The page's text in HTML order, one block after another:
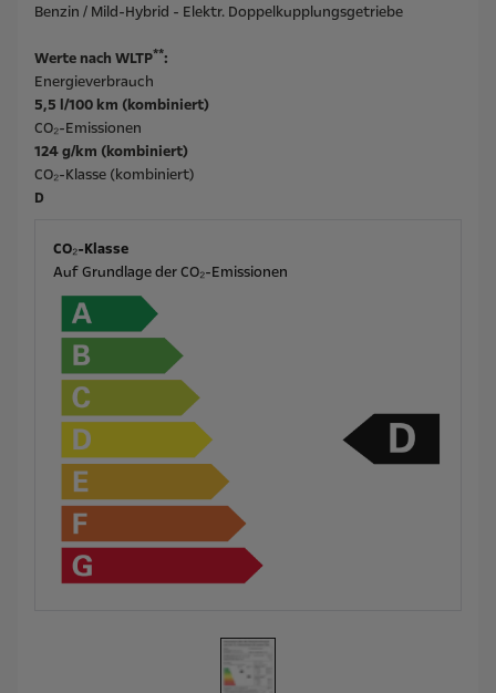
Benzin / Mild-Hybrid - Elektr. Doppelkupplungsgetriebe
Werte nach WLTP**:
Energieverbrauch
5,5 l/100 km (kombiniert)
CO₂-Emissionen
124 g/km (kombiniert)
CO₂-Klasse (kombiniert)
D
CO₂-Klasse
Auf Grundlage der CO₂-Emissionen